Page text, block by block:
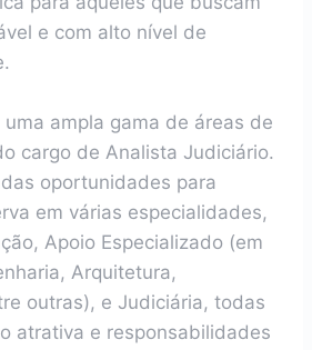
e com alto nível de
ampla gama de áreas de
cargo de Analista Judiciário.
oportunidades para
em várias especialidades,
Apoio Especializado (em
Arquitetura,
outras), e Judiciária, todas
atrativa e responsabilidades